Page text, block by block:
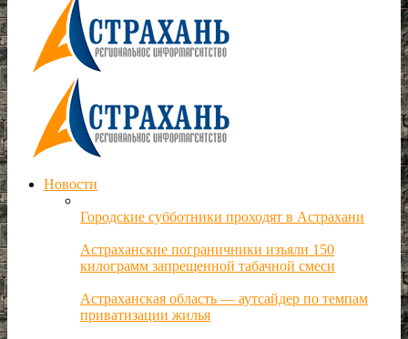
Новости
Городские субботники проходят в Астрахани
Астраханские пограничники изъяли 150
килограмм запрещенной табачной смеси
Астраханская область — аутсайдер по темпам
приватизации жилья